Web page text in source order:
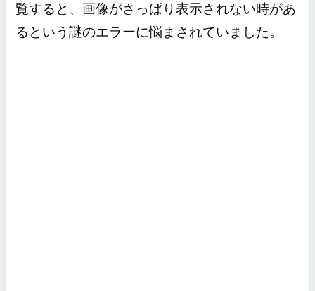
覧すると、画像がさっぱり表示されない時があ
るという謎のエラーに悩まされていました。